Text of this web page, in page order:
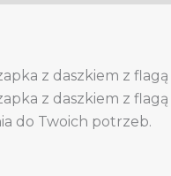
z daszkiem z
z daszkiem z
do Twoich potrzeb.